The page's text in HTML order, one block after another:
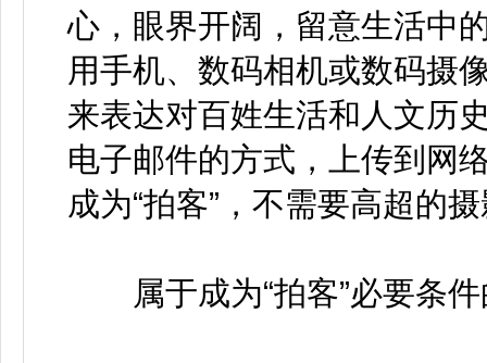
心，眼界开阔，留意生活中
用手机、数码相机或数码摄
来表达对百姓生活和人文历
电子邮件的方式，上传到网
成为“拍客”，不需要高超的
属于成为“拍客”必要条件